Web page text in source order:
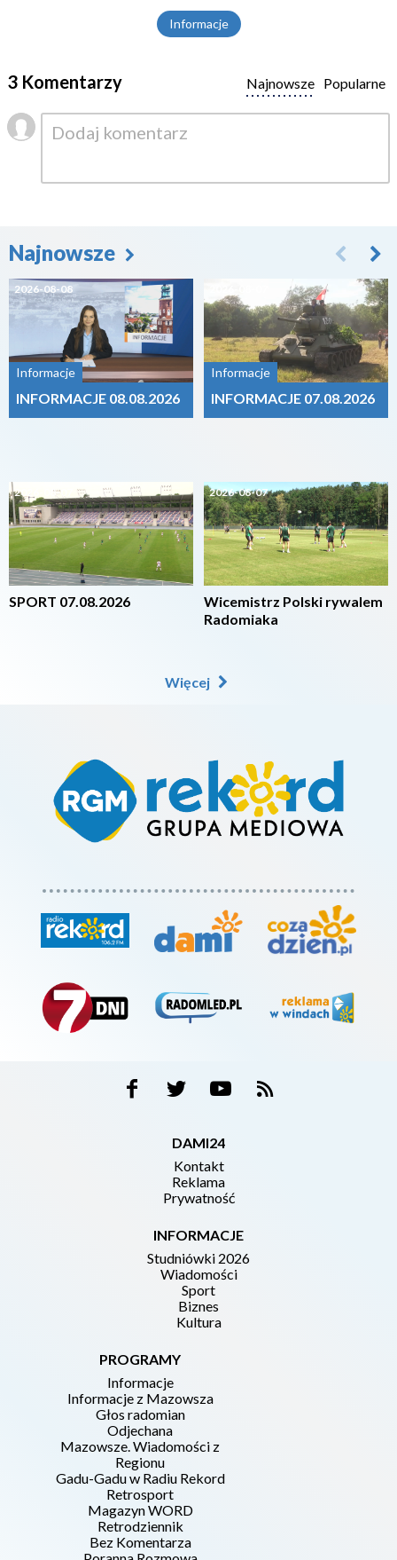
Informacje
3 Komentarzy Popularne
Najnowsze
Najnowsze
2026-08-08
Informacje
INFORMACJE 08.08.2026
2026-08-07
SPORT 07.08.2026
Informacje
INFORMACJE 07.08.2026
2026-08-07
Wicemistrz Polski rywalem
Radomiaka
Więcej
DAMI24
Kontakt
Reklama
Prywatność
INFORMACJE
Studniówki 2026
Wiadomości
Sport
Biznes
Kultura
PROGRAMY
Informacje
Informacje z Mazowsza
Głos radomian
Odjechana
Mazowsze. Wiadomości z
Regionu
Gadu-Gadu w Radiu Rekord
Retrosport
Magazyn WORD
Retrodziennik
Bez Komentarza